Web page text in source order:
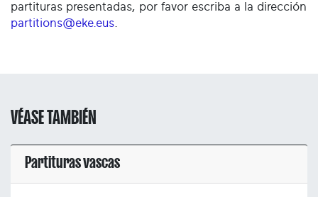
partituras presentadas, por favor escriba a la dirección
partitions@eke.eus
VÉASE TAMBIÉN
Partituras vascas